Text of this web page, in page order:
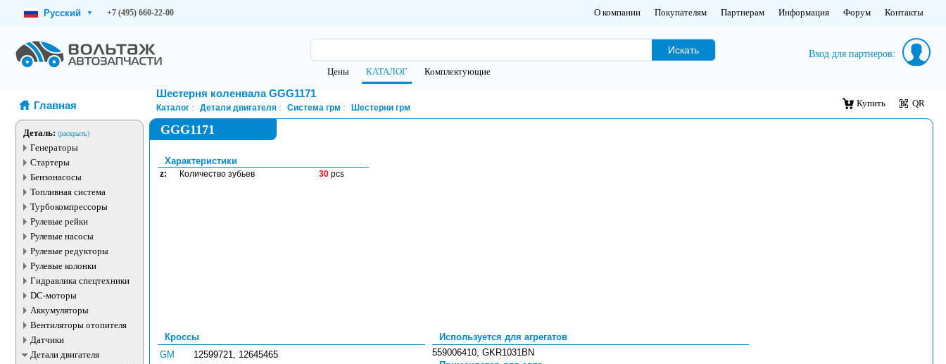
Русский ▾ +7 (495) 660-22-00 О компании Покупателям Партнерам Информация Форум Контакты
Искать
Цены КАТАЛОГ Комплектующие
Вход для партнеров:
Главная
Деталь: (раскрыть)
Генераторы
Стартеры
Бензонасосы
Топливная система
Турбокомпрессоры
Рулевые рейки
Рулевые насосы
Рулевые редукторы
Рулевые колонки
Гидравлика спецтехники
DC-моторы
Аккумуляторы
Вентиляторы отопителя
Датчики
Детали двигателя
Шестерня коленвала GGG1171
Каталог Детали двигателя Система грм Шестерни грм Купить QR
GGG1171
Характеристики
z: Количество зубьев 30 pcs
Кроссы
GM
12599721, 12645465
Используется для агрегатов
559006410, GKR1031BN